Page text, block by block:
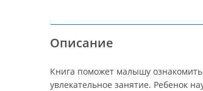
Описание
Книга поможет малышу
увлекательное занятие. Ребенок